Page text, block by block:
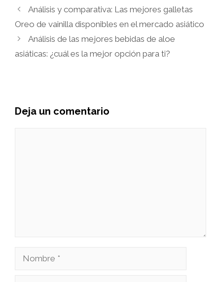
Análisis y comparativa: Las mejores galletas
Oreo de vainilla disponibles en el mercado asiático
Análisis de las mejores bebidas de aloe
asiáticas: ¿cuál es la mejor opción para ti?
Deja un comentario
Nombre